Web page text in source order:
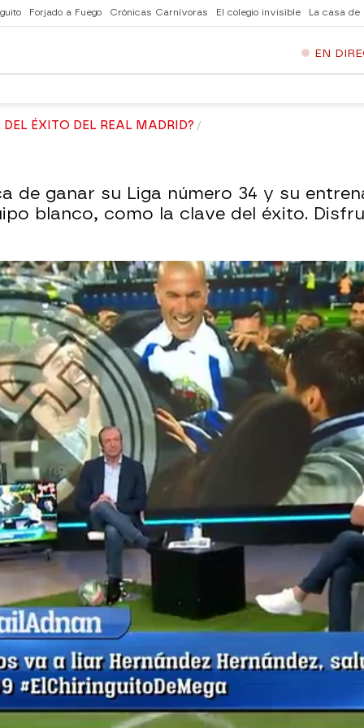
Forjado a Fuego Crónicas Carnívoras El colegio invisible La casa de
EN
ÉXITO DEL REAL MADRID?
de ganar su Liga número 34 y su
blanco, como la clave del éxito.
WhatsappFacebook
X
Josep Pedrerol Real Madrid El Chiringuito de